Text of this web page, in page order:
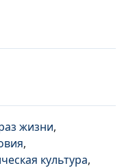
жизни,
,
культура,